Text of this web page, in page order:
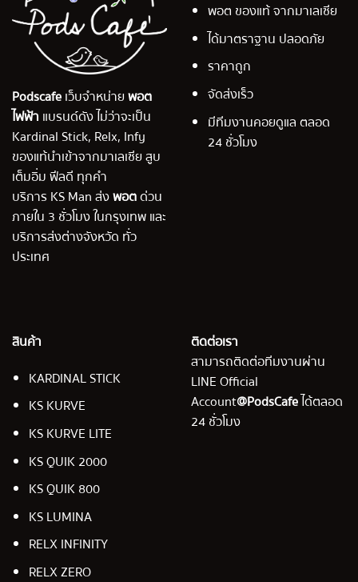
Podscafeเว็บจำหน่ายพอต
ไฟฟ้า แบรนด์ดัง ไม่ว่าจะเป็น
Kardinal Stick, Relx, Infy
ของแท้นำเข้าจากมาเลเซีย สูบ
เต็มอิ่ม ฟีลดี ทุกคำ
บริการ KS Man ส่งพอตด่วน
ภายใน 3 ชั่วโมง ในกรุงเทพ และ
บริการส่งต่างจังหวัด ทั่ว
ประเทศ
พอต ของแท้ จากมาเลเซีย
ได้มาตราฐาน ปลอดภัย
ราคาถูก
จัดส่งเร็ว
มีทีมงานคอยดูแล ตลอด
24 ชั่วโมง
สินค้า
KARDINAL STICK
KS KURVE
KS KURVE LITE
KS QUIK 2000
KS QUIK 800
KS LUMINA
RELX INFINITY
RELX ZERO
ติดต่อเรา
สามารถติดต่อทีมงานผ่าน
LINE Official
Account@PodsCafeได้ตลอด
24 ชั่วโมง